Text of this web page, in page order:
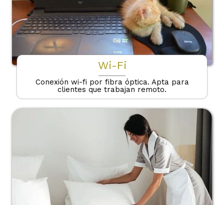
Wi-Fi
Conexión wi-fi por fibra óptica. Apta para
clientes que trabajan remoto.